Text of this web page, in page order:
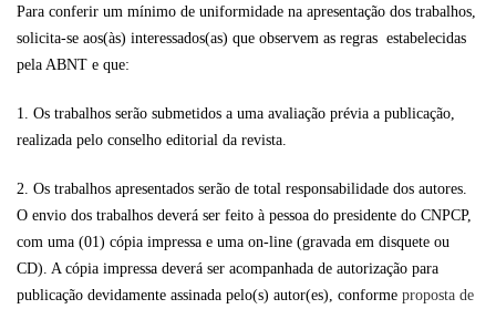
Para conferir um mínimo de uniformidade na apresentação dos trabalhos,
solicita-se aos(às) interessados(as) que observem as regras estabelecidas
pela ABNT e que:
1. Os trabalhos serão submetidos a uma avaliação prévia a publicação,
realizada pelo conselho editorial da revista.
2. Os trabalhos apresentados serão de total responsabilidade dos autores.
O envio dos trabalhos deverá ser feito à pessoa do presidente do CNPCP,
com uma (01) cópia impressa e uma on-line (gravada em disquete ou
CD). A cópia impressa deverá ser acompanhada de autorização para
publicação devidamente assinada pelo(s) autor(es), conforme proposta de